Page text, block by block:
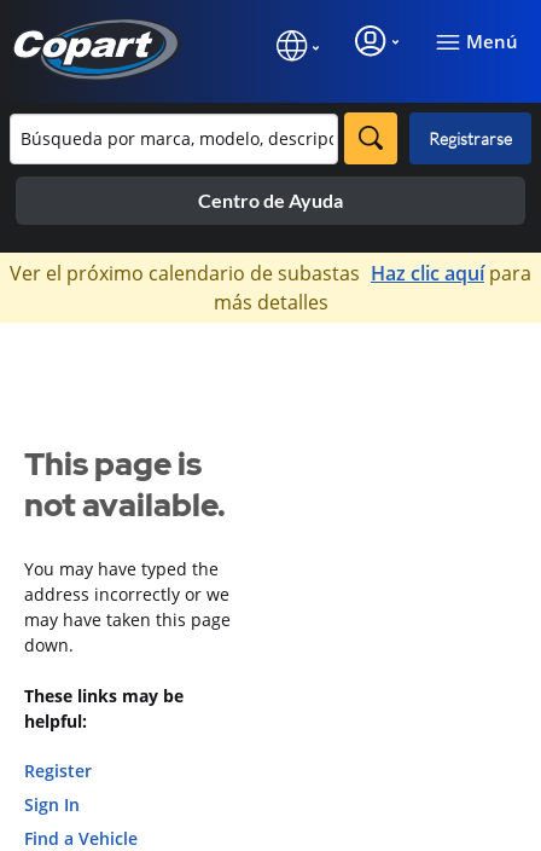
Menú
Registrarse
Centro de Ayuda
×
Ver el próximo calendario de subastas Haz clic aquípara
más detalles
This page is
not available.
You may have typed the
address incorrectly or we
may have taken this page
down.
These links may be
helpful:
Register
Sign In
Find a Vehicle